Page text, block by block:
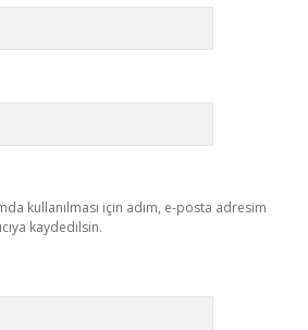
kullanılması için adım, e-posta adresim
kaydedilsin.